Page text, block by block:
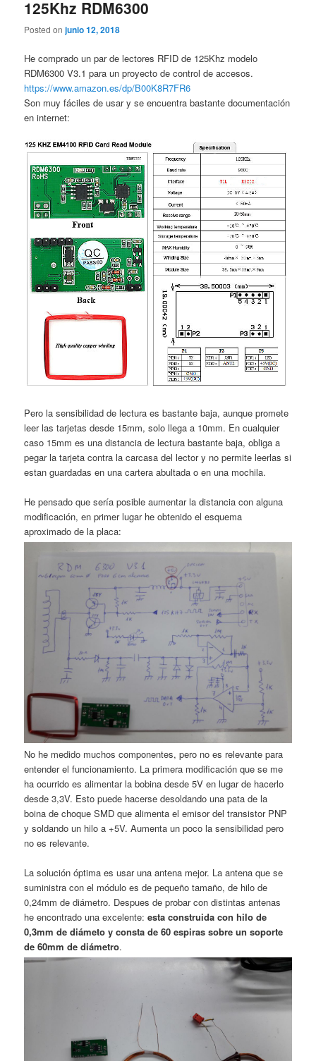
125Khz RDM6300
Posted onjunio 12, 2018
He comprado un par de lectores RFID de 125Khz modelo
RDM6300 V3.1 para un proyecto de control de accesos.
https://www.amazon.es/dp/B00K8R7FR6
Son muy fáciles de usar y se encuentra bastante documentación
en internet:
Pero la sensibilidad de lectura es bastante baja, aunque promete
leer las tarjetas desde 15mm, solo llega a 10mm. En cualquier
caso 15mm es una distancia de lectura bastante baja, obliga a
pegar la tarjeta contra la carcasa del lector y no permite leerlas si
estan guardadas en una cartera abultada o en una mochila.
He pensado que sería posible aumentar la distancia con alguna
modificación, en primer lugar he obtenido el esquema
aproximado de la placa:
No he medido muchos componentes, pero no es relevante para
entender el funcionamiento. La primera modificación que se me
ha ocurrido es alimentar la bobina desde 5V en lugar de hacerlo
desde 3,3V. Esto puede hacerse desoldando una pata de la
boina de choque SMD que alimenta el emisor del transistor PNP
y soldando un hilo a +5V. Aumenta un poco la sensibilidad pero
no es relevante.
La solución óptima es usar una antena mejor. La antena que se
suministra con el módulo es de pequeño tamaño, de hilo de
0,24mm de diámetro. Despues de probar con distintas antenas
he encontrado una excelente:esta construida con hilo de
0,3mm de diámeto y consta de 60 espiras sobre un soporte
de 60mm de diámetro.